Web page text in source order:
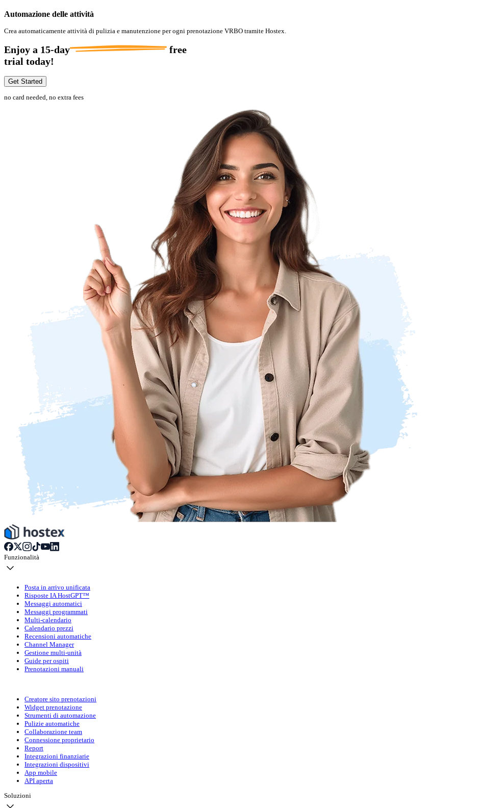
Automazione delle attività
Crea automaticamente attività di pulizia e manutenzione per ogni prenotazione VRBO tramite Hostex.
Enjoy a 15-day
free
trial today!
Get Started
no card needed, no extra fees
Funzionalità
Posta in arrivo unificata
Risposte IA HostGPT™
Messaggi automatici
Messaggi programmati
Multi-calendario
Calendario prezzi
Recensioni automatiche
Channel Manager
Gestione multi-unità
Guide per ospiti
Prenotazioni manuali
Creatore sito prenotazioni
Widget prenotazione
Strumenti di automazione
Pulizie automatiche
Collaborazione team
Connessione proprietario
Report
Integrazioni finanziarie
Integrazioni dispositivi
App mobile
API aperta
Soluzioni